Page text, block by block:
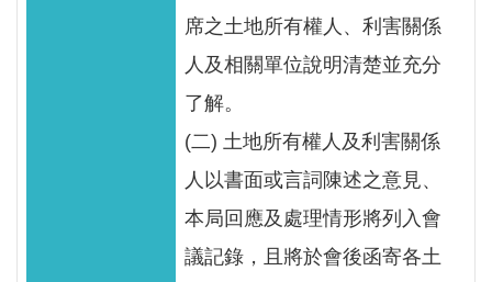
席之土地所有權人、利害關係
人及相關單位說明清楚並充分
了解。
(二) 土地所有權人及利害關係
人以書面或言詞陳述之意見、
本局回應及處理情形將列入會
議記錄，且將於會後函寄各土